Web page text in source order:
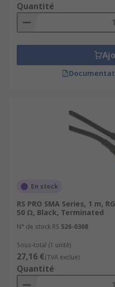
Quantité
En stock
RS PRO SMA Series, 1 m,
50 Ω, Black, Terminated
N° de stock RS 526-0308
Sous-total (1 unité)
27,16 €(TVA exclue)
Quantité